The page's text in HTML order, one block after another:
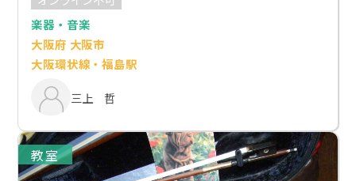
楽器・音楽
大阪府 大阪市
大阪環状線・福島駅
三上 哲
教室